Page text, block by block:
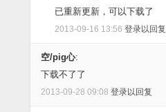
已重新更新，可以下载了
2013-09-16 13:56 登录以回复
空/pig心:
下载不了了
2013-09-28 09:08 登录以回复